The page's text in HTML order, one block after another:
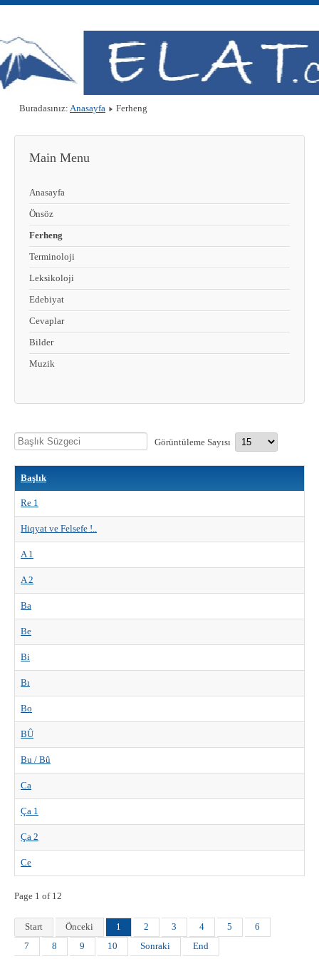
Buradasınız: Anasayfa Ferheng
Main Menu
Anasayfa
Önsöz
Ferheng
Terminoloji
Leksikoloji
Edebiyat
Cevaplar
Bilder
Muzik
Başlık
Görüntüleme Sayısı
Başlık
Re 1
Hiqyat ve Felsefe !..
A 1
A 2
Ba
Be
Bi
Bı
Bo
BÛ
Bu / Bû
Ca
Ça 1
Ça 2
Ce
Page 1 of 12
Start Önceki 1 2 3 4 5
6
7
8 9 10 Sonraki End